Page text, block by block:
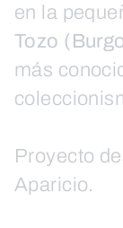
en la
Tozo
más
Proyecto
Aparicio.